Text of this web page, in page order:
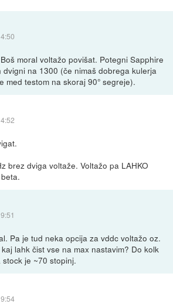
moral voltažo povišat. Potegni Sapphire
dvigni na 1300 (če nimaš dobrega kulerja
med testom na skoraj 90° segreje).
brez dviga voltaže. Voltažo pa LAHKO
Pa je tud neka opcija za vddc voltažo oz.
lahk čist vse na max nastavim? Do kolk
je ~70 stopinj.